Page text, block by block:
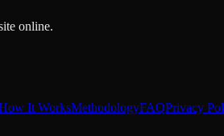
online.
It WorksMethodologyFAQPrivacy